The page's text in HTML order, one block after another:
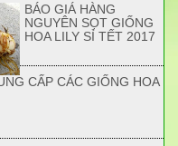
BÁO GIÁ HÀNG
NGUYÊN SỌT GIỐNG
HOA LILY SỈ TẾT 2017
CẤP CÁC GIỐNG HOA